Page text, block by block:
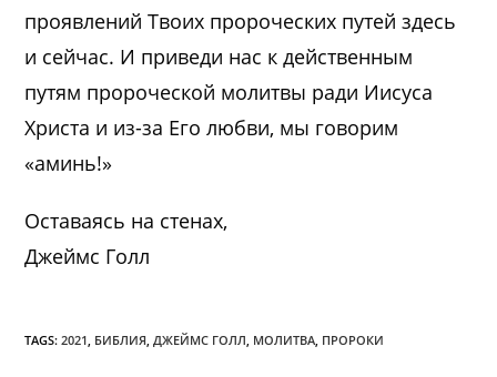
проявлений Твоих пророческих путей здесь
и сейчас. И приведи нас к действенным
путям пророческой молитвы ради Иисуса
Христа и из-за Его любви, мы говорим
«аминь!»
Оставаясь на стенах,
Джеймс Голл
TAGS:2021 БИБЛИЯ ДЖЕЙМС ГОЛЛ МОЛИТВА ПРОРОКИ